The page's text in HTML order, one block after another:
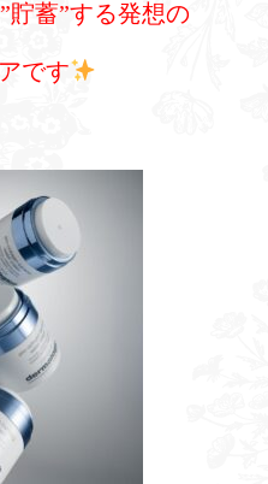
貯蓄”する発想の
です